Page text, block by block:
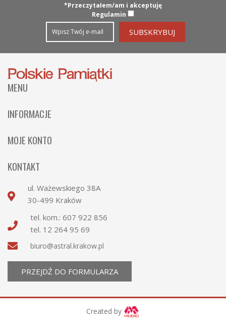
*Przeczytałem/am i akceptuję
Regulamin
MENU
Strona Główna
Nowości
O nas
Kontakt
INFORMACJE
Wysyłka
Regulamin
Polityka Prywatności
MOJE KONTO
Zaloguj
Historia Zamówień
KONTAKT
ul. Ważewskiego 38A
30-499 Kraków
tel. kom.: 607 922 856
tel. 12 264 95 69
biuro@astral.krakow.pl
PRZEJDŹ DO FORMULARZA
Created by